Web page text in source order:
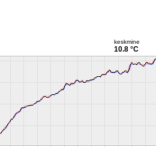
keskmine
10.8 °C